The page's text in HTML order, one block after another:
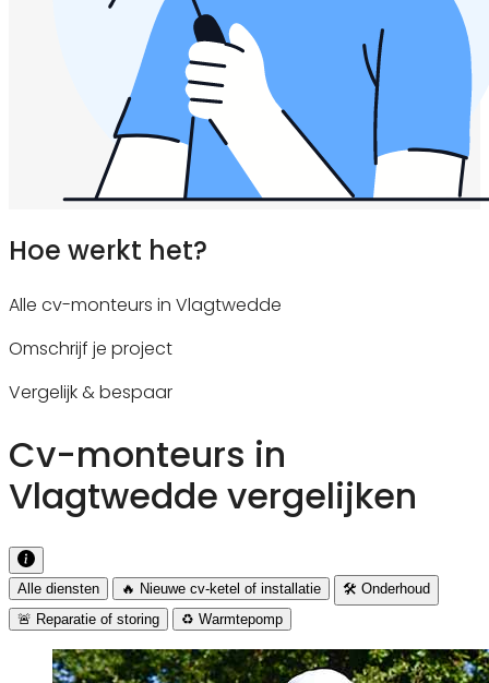
Hoe werkt het?
Alle cv-monteurs in Vlagtwedde
Omschrijf je project
Vergelijk & bespaar
Cv-monteurs in
Vlagtwedde vergelijken
Alle diensten 🔥 Nieuwe cv-ketel of installatie
🛠️ Onderhoud
🚨 Reparatie of storing
♻️ Warmtepomp